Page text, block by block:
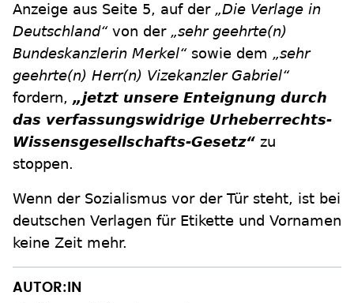
Anzeige aus Seite 5, auf der „Die Verlage in
Deutschland“ von der „sehr geehrte(n)
Bundeskanzlerin Merkel“sowie dem „sehr
geehrte(n) Herr(n) Vizekanzler Gabriel“
fordern, „jetzt unsere Enteignung durch
das verfassungswidrige Urheberrechts-
Wissensgesellschafts-Gesetz“ zu
stoppen.
Wenn der Sozialismus vor der Tür steht, ist bei
deutschen Verlagen für Etikette und Vornamen
keine Zeit mehr.
AUTOR:IN